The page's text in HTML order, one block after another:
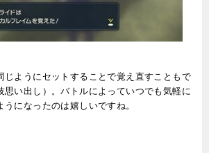
じようにセットすることで覚え直すこともで
思い出し）。バトルによっていつでも気軽に
になったのは嬉しいですね。